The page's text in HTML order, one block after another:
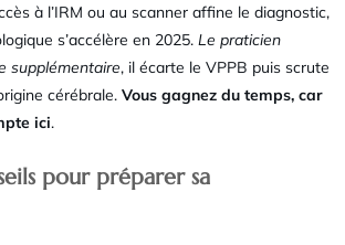
à l’IRM ou au scanner affine le diagnostic,
s’accélère en 2025. Le praticien
supplémentaire, il écarte le VPPB puis scrute
cérébrale. Vous gagnez du temps, car
ici.
pour préparer sa